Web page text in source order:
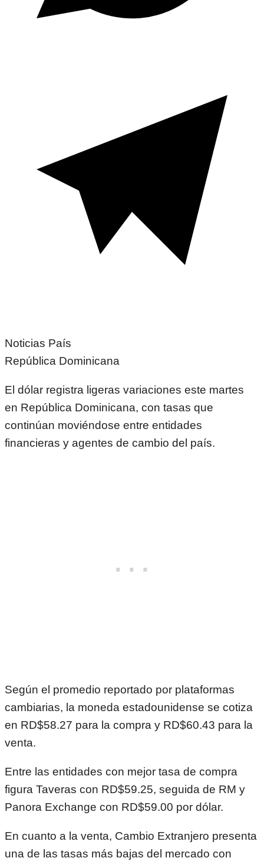
Noticias País
República Dominicana
El dólar registra ligeras variaciones este martes
en República Dominicana, con tasas que
continúan moviéndose entre entidades
financieras y agentes de cambio del país.
Según el promedio reportado por plataformas
cambiarias, la moneda estadounidense se cotiza
en RD$58.27 para la compra y RD$60.43 para la
venta.
Entre las entidades con mejor tasa de compra
figura Taveras con RD$59.25, seguida de RM y
Panora Exchange con RD$59.00 por dólar.
En cuanto a la venta, Cambio Extranjero presenta
una de las tasas más bajas del mercado con